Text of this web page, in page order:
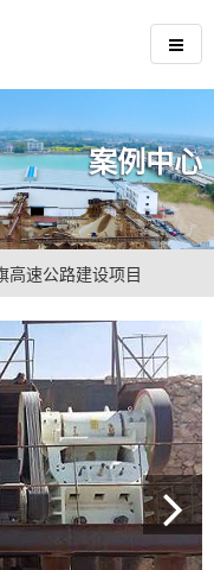
案例中心
高速公路建设项目